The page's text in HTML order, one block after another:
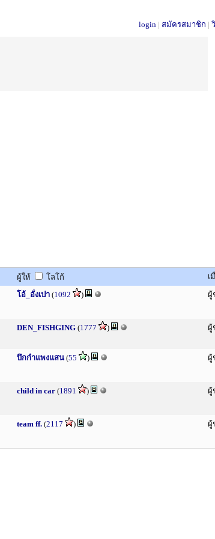
login | สมัครสมาชิก |
ผู้ให้ โลโก้ เ
โอ้_อั่งเปา (1092 ) ผู้
DEN_FISHGING (1777 ) ผู้
บึกกำแพงแสน (55 ) ผู้
child in car (1891 ) ผู้
team ff. (2117 ) ผู้